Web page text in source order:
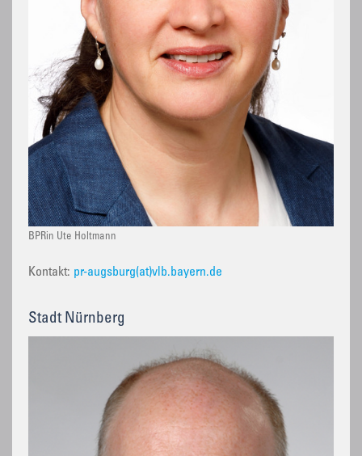
BPRin Ute Holtmann
Kontakt: pr-augsburg(at)vlb.bayern.de
Stadt Nürnberg